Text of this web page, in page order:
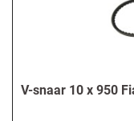
V-snaar 10 x 950